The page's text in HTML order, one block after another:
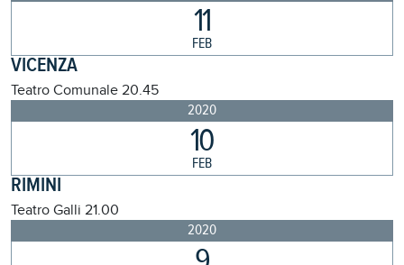
11
FEB
VICENZA
Teatro Comunale 20.45
2020
10
FEB
RIMINI
Teatro Galli 21.00
2020